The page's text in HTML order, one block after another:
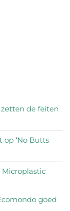
de feiten
‘No Butts
Microplastic
goed